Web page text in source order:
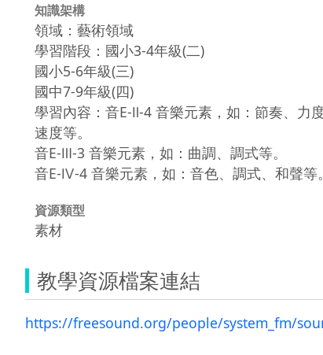
知識架構
領域：藝術領域
學習階段：國小3-4年級(二)
國小5-6年級(三)
國中7-9年級(四)
學習內容：音E-Ⅱ-4 音樂元素，如：節奏、力度
速度等。
音E-Ⅲ-3 音樂元素，如：曲調、調式等。
音E-Ⅳ-4 音樂元素，如：音色、調式、和聲等。
資源類型
素材
教學資源檔案連結
https://freesound.org/people/system_fm/